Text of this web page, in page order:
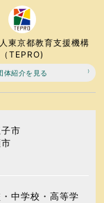
東京都教育支援機構
（TEPRO)
体紹介を見る
市
中学校・高等学